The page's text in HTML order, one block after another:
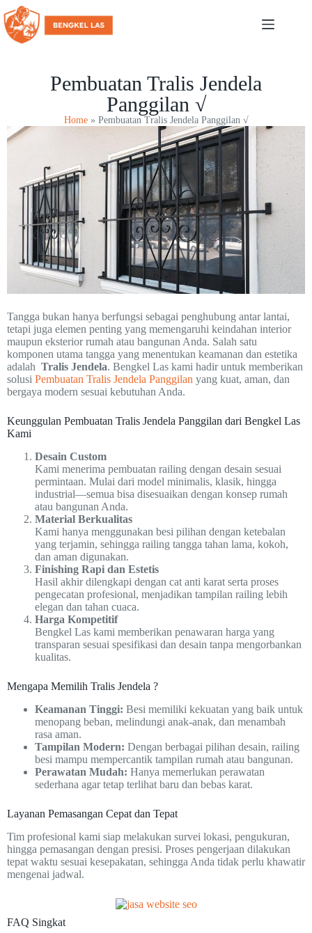
Pembuatan Tralis Jendela
Panggilan √
Home» Pembuatan Tralis Jendela Panggilan √
Tangga bukan hanya berfungsi sebagai penghubung antar lantai,
tetapi juga elemen penting yang memengaruhi keindahan interior
maupun eksterior rumah atau bangunan Anda. Salah satu
komponen utama tangga yang menentukan keamanan dan estetika
adalah Tralis Jendela. Bengkel Las kami hadir untuk memberikan
solusi Pembuatan Tralis Jendela Panggilan yang kuat, aman, dan
bergaya modern sesuai kebutuhan Anda.
Keunggulan Pembuatan Tralis Jendela Panggilan dari Bengkel Las
Kami
Desain Custom
Kami menerima pembuatan railing dengan desain sesuai
permintaan. Mulai dari model minimalis, klasik, hingga
industrial—semua bisa disesuaikan dengan konsep rumah
atau bangunan Anda.
Material Berkualitas
Kami hanya menggunakan besi pilihan dengan ketebalan
yang terjamin, sehingga railing tangga tahan lama, kokoh,
dan aman digunakan.
Finishing Rapi dan Estetis
Hasil akhir dilengkapi dengan cat anti karat serta proses
pengecatan profesional, menjadikan tampilan railing lebih
elegan dan tahan cuaca.
Harga Kompetitif
Bengkel Las kami memberikan penawaran harga yang
transparan sesuai spesifikasi dan desain tanpa mengorbankan
kualitas.
Mengapa Memilih Tralis Jendela ?
Keamanan Tinggi: Besi memiliki kekuatan yang baik untuk
menopang beban, melindungi anak-anak, dan menambah
rasa aman.
Tampilan Modern: Dengan berbagai pilihan desain, railing
besi mampu mempercantik tampilan rumah atau bangunan.
Perawatan Mudah: Hanya memerlukan perawatan
sederhana agar tetap terlihat baru dan bebas karat.
Layanan Pemasangan Cepat dan Tepat
Tim profesional kami siap melakukan survei lokasi, pengukuran,
hingga pemasangan dengan presisi. Proses pengerjaan dilakukan
tepat waktu sesuai kesepakatan, sehingga Anda tidak perlu khawatir
mengenai jadwal.
FAQ Singkat